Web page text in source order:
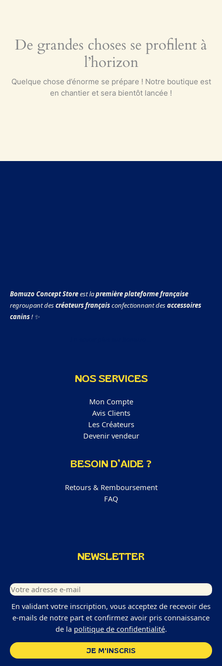
De grandes choses se profilent à
l’horizon
Quelque chose d’énorme se prépare ! Notre boutique est
en chantier et sera bientôt lancée !
Bomuzo Concept Storeest lapremière plateforme française
regroupant descréateurs françaisconfectionnant desaccessoires
canins! ✨
NOS SERVICES
Mon Compte
Avis Clients
Les Créateurs
Devenir vendeur
BESOIN D’AIDE ?
Retours & Remboursement
FAQ
NEWSLETTER
En validant votre inscription, vous acceptez de recevoir des
e-mails de notre part et confirmez avoir pris connaissance
de la politique de confidentialité.